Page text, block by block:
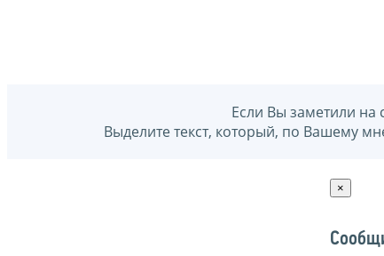
Если Вы заметили на
Выделите текст, который, по Вашему
×